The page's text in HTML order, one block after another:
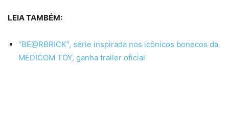
LEIA TAMBÉM:
“BE@RBRICK”, série inspirada nos icônicos bonecos da
MEDICOM TOY, ganha trailer oficial